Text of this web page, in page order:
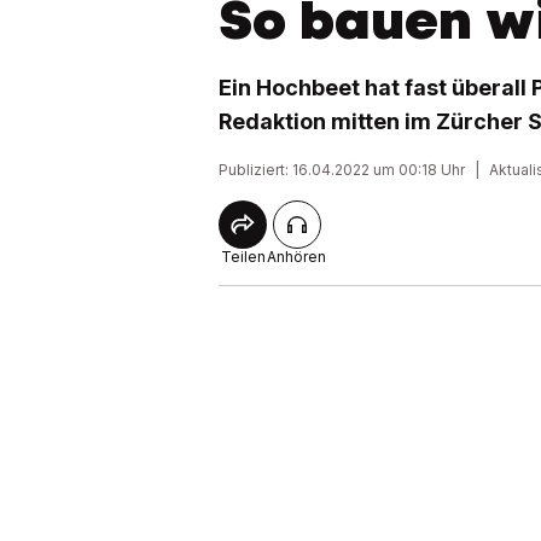
So bauen
Ein Hochbeet hat fast überall
Redaktion mitten im Zürcher
Publiziert: 16.04.2022 um 00:18 Uhr
TeilenAnhören